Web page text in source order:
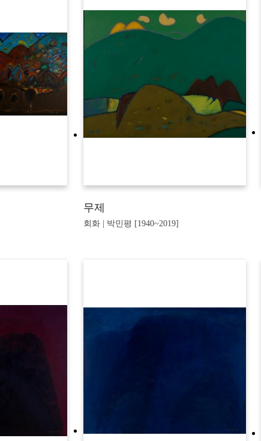
무제
회화 | 박민평 [1940~2019]